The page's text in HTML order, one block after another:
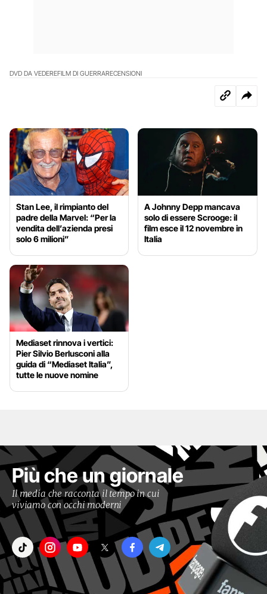
DVD DA VEDEREFILM DI GUERRARECENSIONI
Stan Lee, il rimpianto del
padre della Marvel: “Per la
vendita dell’azienda presi
solo 6 milioni”
A Johnny Depp mancava
solo di essere Scrooge: il
film esce il 12 novembre in
Italia
Mediaset rinnova i vertici:
Pier Silvio Berlusconi alla
guida di “Mediaset Italia”,
tutte le nuove nomine
Più che un giornale
Il media che racconta il tempo in cui
viviamo con occhi moderni